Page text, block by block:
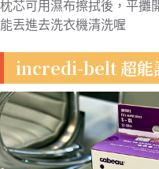
枕芯可用濕布擦拭後，平攤
能丟進去洗衣機清洗喔
incredi-belt 超能